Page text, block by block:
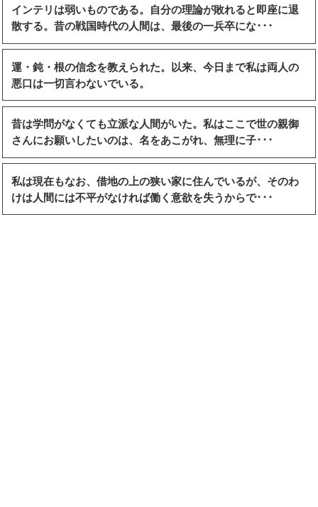
インテリは弱いものである。自分の理論が敗れると即座に退
散する。昔の戦国時代の人間は、最後の一兵卒にな･･･
運・鈍・根の信念を教えられた。以来、今日まで私は両人の
悪口は一切言わないでいる。
昔は学問がなくても立派な人間がいた。私はここで世の親御
さんにお願いしたいのは、名をあこがれ、無理に子･･･
私は現在もなお、借地の上の狭い家に住んでいるが、そのわ
けは人間には不平がなければ働く意欲を失うからで･･･